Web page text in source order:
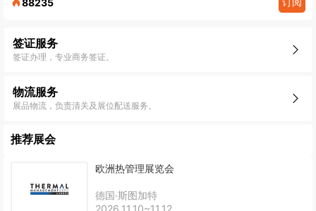
88235
签证服务
签证办理，专业商务签证。
物流服务
展品物流，负责清关及展位配送服务。
推荐展会
欧洲热管理展览会
德国·斯图加特
2026.11.10~11.12